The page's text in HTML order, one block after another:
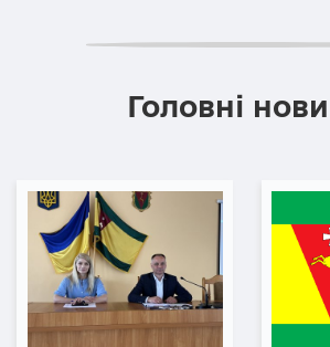
Головні